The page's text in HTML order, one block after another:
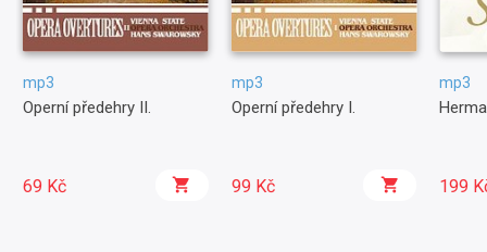
mp3
Operní předehry II.
69 Kč
mp3
Operní předehry I.
99 Kč
mp3
199